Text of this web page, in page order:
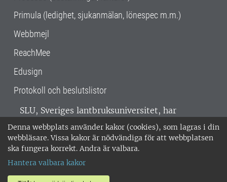
Denna webbplats använder kakor (cookies), som lagras i din
webbläsare. Vissa kakor är nödvändiga för att webbplatsen
ska fungera korrekt. Andra är valbara.
Hantera valbara kakor
Primula (ledighet, sjukanmälan, lönespec m.m.)
Webbmejl
ReachMee
Edusign
Protokoll och beslutslistor
SLU, Sveriges lantbruksuniversitet, har
verksamhet över hela Sverige. Huvudorter är
Alnarp, Uppsala och Umeå.SLU är
miljöcertifierat enligt ISO 14001. •
018-67 10 00 • Org nr: 202100-2817 •